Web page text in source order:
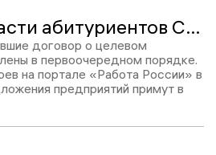
В Курской области абитуриентов СПО примут на целевое обучение по бумажным договорам
договор о целевом
в первоочередном порядке.
на портале «Работа России» в
предприятий примут в